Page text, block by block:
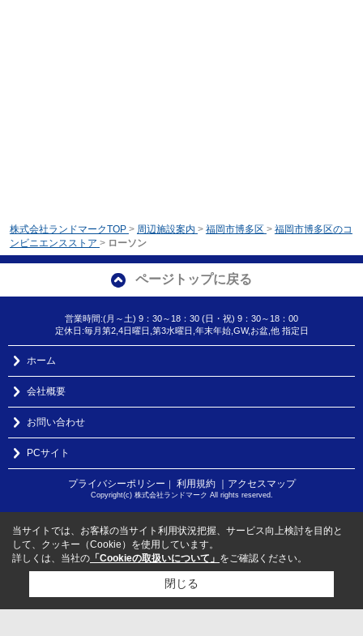
株式会社ランドマークTOP > 周辺施設案内 > 福岡市博多区 > 福岡市博多区のコ
ンビニエンスストア > ローソン
ページトップに戻る
営業時間:(月～土) 9：30～18：30 (日・祝) 9：30～18：00
定休日:毎月第2,4日曜日,第3水曜日,年末年始,GW,お盆,他 指定日
ホーム
会社概要
お問い合わせ
PCサイト
プライバシーポリシー ｜ 利用規約 ｜アクセスマップ
Copyright(c) 株式会社ランドマーク All rights reserved.
当サイトでは、お客様の当サイト利用状況把握、サービス向上検討を目的と
して、クッキー（Cookie）を使用しています。
詳しくは、当社の 「Cookieの取扱いについて」 をご確認ください。
閉じる